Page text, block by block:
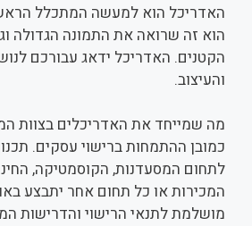
האדריכל הוא למעשה המתכלל
הוא זה שרואה את התמונה הגדולה
הקטנים. האדריכל ידאג עבורכם
והעיצוב.
מה שמייחד את האדריכלים בצוות
כמובן ההתמחות ברישוי עסקים.
לתחום המסעדנות, הקוסמטיקה,
המכירות או כל תחום אחר יתבצע
מושלמת לתנאי הרישוי והדרישות